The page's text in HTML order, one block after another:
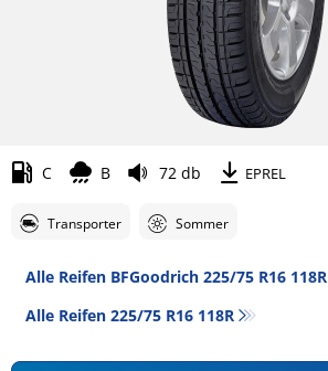
C B 72 db EPREL
Transporter Sommer
Alle Reifen BFGoodrich 225/75 R16 118R
Alle Reifen‎ 225/75 R16 118R